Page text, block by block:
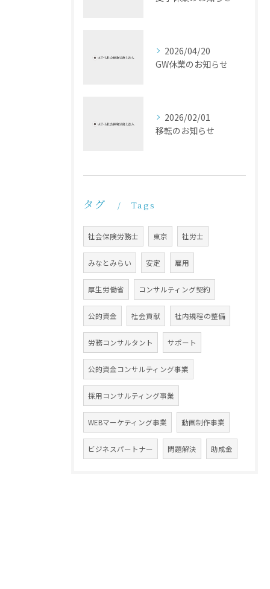
2026/04/20
GW休業のお知らせ
2026/02/01
移転のお知らせ
タグ Tags
社会保険労務士 東京 社労士
みなとみらい 安定 雇用
厚生労働省 コンサルティング契約
公的資金 社会貢献 社内規程の整備
労務コンサルタント サポート
公的資金コンサルティング事業
採用コンサルティング事業
WEBマーケティング事業 動画制作事業
ビジネスパートナー 問題解決 助成金